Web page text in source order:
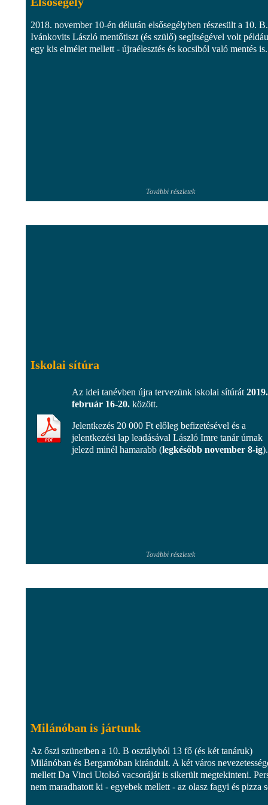
2018. november 10-én délután elsősegélyben részesült a 10. B.
Ivánkovits László mentőtiszt (és szülő) segítségével volt
egy kis elmélet mellett - újraélesztés és kocsiból való mentés is.
További részletek
Iskolai sítúra
Az idei tanévben újra tervezünk iskolai sítúrát 2019.
február 16-20. között.
Jelentkezés 20 000 Ft előleg befizetésével és a
jelentkezési lap leadásával László Imre tanár úrnak
jelezd minél hamarabb (legkésőbb november 8-ig).
További részletek
Milánóban is jártunk
Az őszi szünetben a 10. B osztályból 13 fő (és két tanáruk)
Milánóban és Bergamóban kirándult. A két város
mellett Da Vinci Utolsó vacsoráját is sikerült megtekinteni.
nem maradhatott ki - egyebek mellett - az olasz fagyi és pizza